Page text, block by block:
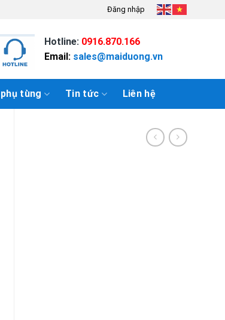
Đăng nhập
Hotline: 0916.870.166
Email: sales@maiduong.vn
tùng Tin tức Liên hệ